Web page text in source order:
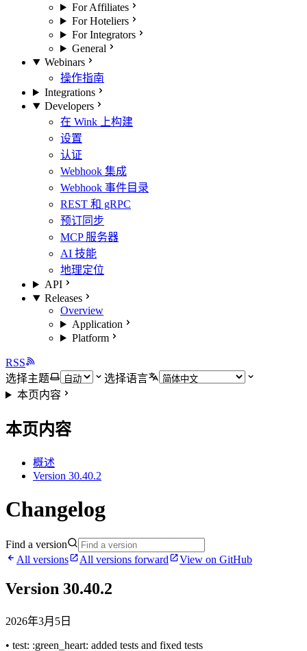
For Affiliates
For Hoteliers
For Integrators
General
Webinars
操作指南
Integrations
Developers
在 Wink 上构建
设置
认证
Webhook 集成
Webhook 事件目录
REST 和 gRPC
预订同步
MCP 服务器
AI 技能
地理定位
API
Releases
Overview
Application
Platform
RSS
选择主题
选择语言
本页内容
本页内容
概述
Version 30.40.2
Changelog
Find a version
All versions
All versions forward View on GitHub
Version 30.40.2
2026年3月5日
• test: :green_heart: added tests and fixed tests